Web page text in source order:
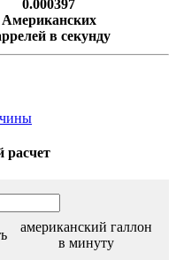
0.000397
Американских
в секунду
расчет
американский галлон
в минуту